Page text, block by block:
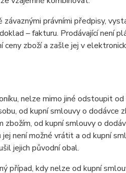
právními předpisy,
– fakturu. Prodávající není
ceny zboží a zašle jej v
nelze mimo jiné odstoupit od
od kupní smlouvy o dodávce
od kupní smlouvy o
není možné vrátit a od kupní
jejich původní obal.
případ, kdy nelze od kupní